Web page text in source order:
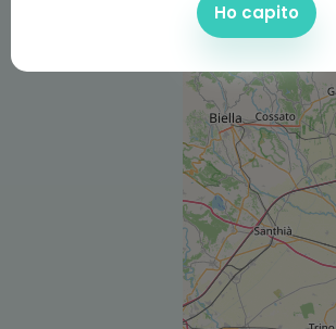
Ho capito